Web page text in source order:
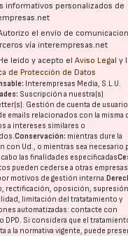
informativos personalizados de
el envío de
vía interempresas.net
leído y acepto elAviso Legal y
de Protección de Datos
Interempresas Media, S.L.U.
Suscripción a nuestra(s)
Gestión de cuenta de
emails relacionados con la misma
a intereses similares o
Conservación: mientras dure la
con Ud., o mientras sea necesario
cabo las finalidades especificadas
pueden cederse a otras
motivos de gestión interna.
rectificación, oposición,
limitación del tratatamiento y
automatizadas: contacte con
DPD. Si considera que el
a la normativa vigente, puede